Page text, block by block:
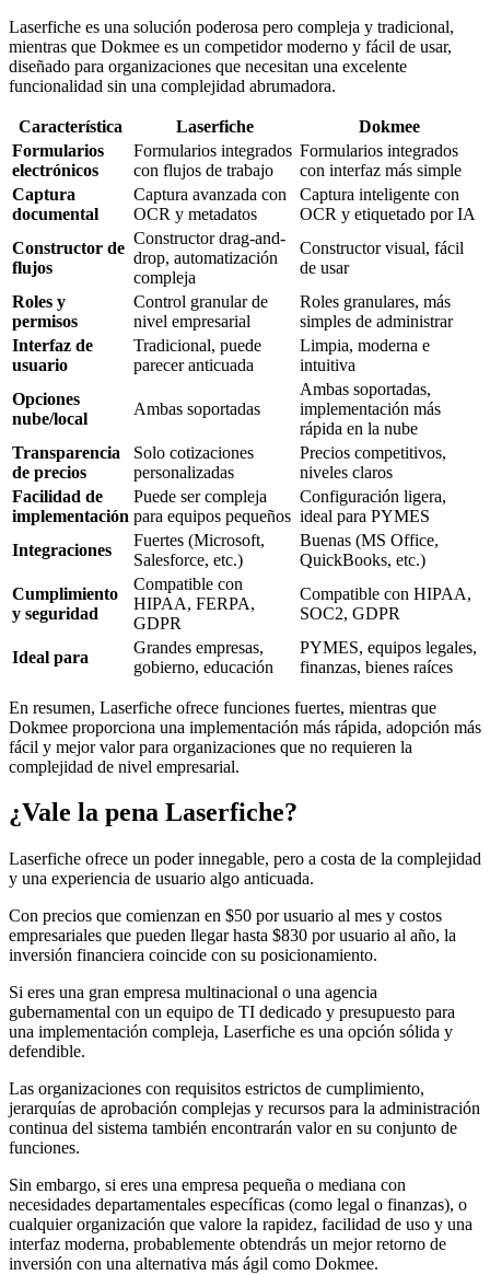
Laserfiche es una solución poderosa pero compleja y tradicional,
mientras que Dokmee es un competidor moderno y fácil de usar,
diseñado para organizaciones que necesitan una excelente
funcionalidad sin una complejidad abrumadora.
Característica Laserfiche
Dokmee
Formularios
electrónicos
Formularios integrados
con flujos de trabajo
Formularios integrados
con interfaz más simple
Captura
documental
Captura avanzada con
OCR y metadatos
Captura inteligente con
OCR y etiquetado por IA
Constructor de
flujos
Constructor drag-and-
drop, automatización
compleja
Constructor visual, fácil
de usar
Roles y
permisos
Control granular de
nivel empresarial
Roles granulares, más
simples de administrar
Interfaz de
usuario
Tradicional, puede
parecer anticuada
Limpia, moderna e
intuitiva
Opciones
nube/local
Ambas soportadas
Ambas soportadas,
implementación más
rápida en la nube
Transparencia
de precios
Solo cotizaciones
personalizadas
Precios competitivos,
niveles claros
Facilidad de
implementación
Puede ser compleja
para equipos pequeños
Configuración ligera,
ideal para PYMES
Integraciones
Fuertes (Microsoft,
Salesforce, etc.)
Buenas (MS Office,
QuickBooks, etc.)
Cumplimiento
y seguridad
Compatible con
HIPAA, FERPA,
GDPR
Compatible con HIPAA,
SOC2, GDPR
Ideal para
Grandes empresas,
gobierno, educación
PYMES, equipos legales,
finanzas, bienes raíces
En resumen, Laserfiche ofrece funciones fuertes, mientras que
Dokmee proporciona una implementación más rápida, adopción más
fácil y mejor valor para organizaciones que no requieren la
complejidad de nivel empresarial.
¿Vale la pena Laserfiche?
Laserfiche ofrece un poder innegable, pero a costa de la complejidad
y una experiencia de usuario algo anticuada.
Con precios que comienzan en $50 por usuario al mes y costos
empresariales que pueden llegar hasta $830 por usuario al año, la
inversión financiera coincide con su posicionamiento.
Si eres una gran empresa multinacional o una agencia
gubernamental con un equipo de TI dedicado y presupuesto para
una implementación compleja, Laserfiche es una opción sólida y
defendible.
Las organizaciones con requisitos estrictos de cumplimiento,
jerarquías de aprobación complejas y recursos para la administración
continua del sistema también encontrarán valor en su conjunto de
funciones.
Sin embargo, si eres una empresa pequeña o mediana con
necesidades departamentales específicas (como legal o finanzas), o
cualquier organización que valore la rapidez, facilidad de uso y una
interfaz moderna, probablemente obtendrás un mejor retorno de
inversión con una alternativa más ágil como Dokmee.